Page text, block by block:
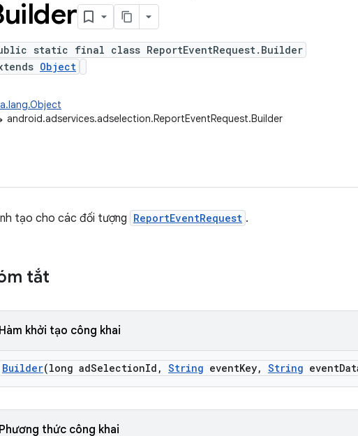
static final class ReportEventRequest.Builder
Object
android.adservices.adselection.ReportEventRequest.Builder
tạo cho các đối tượng ReportEventRequest .
tắt
Hàm khởi tạo công khai
Builder(long adSelectionId , String eventKey, String event
Phương thức công khai